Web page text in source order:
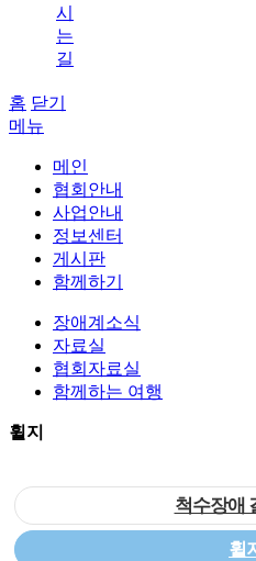
시
는
길
홈 닫기
메뉴
메인
협회안내
사업안내
정보센터
게시판
함께하기
장애계소식
자료실
협회자료실
함께하는 여행
휠지
척수장애
휠